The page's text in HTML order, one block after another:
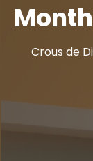
Crous de